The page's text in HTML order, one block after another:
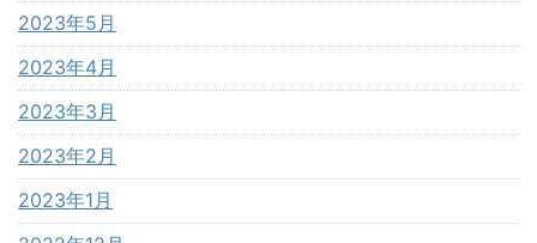
2023年5月
2023年4月
2023年3月
2023年2月
2023年1月